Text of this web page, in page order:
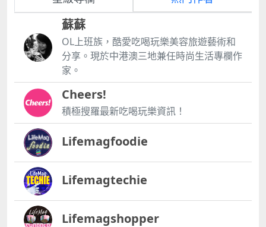
蘇蘇
OL上班族，酷愛吃喝玩樂美容旅遊藝術和
分享。現於中港澳三地兼任時尚生活專欄作
家。
Cheers!
積極搜羅最新吃喝玩樂資訊！
Lifemagfoodie
Lifemagtechie
Lifemagshopper